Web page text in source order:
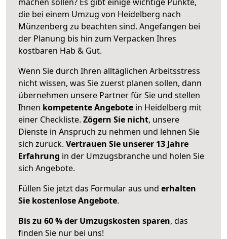
die bei einem Umzug von Heidelberg nach
Münzenberg zu beachten sind. Angefangen bei
der Planung bis hin zum Verpacken Ihres
kostbaren Hab & Gut.
Wenn Sie durch Ihren alltäglichen Arbeitsstress
nicht wissen, was Sie zuerst planen sollen, dann
übernehmen unsere Partner für Sie und stellen
Ihnen kompetente Angebote in Heidelberg mit
einer Checkliste. Zögern Sie nicht, unsere
Dienste in Anspruch zu nehmen und lehnen Sie
sich zurück. Vertrauen Sie unserer 13 Jahre
Erfahrung in der Umzugsbranche und holen Sie
sich Angebote.
Füllen Sie jetzt das Formular aus und erhalten
Sie kostenlose Angebote.
Bis zu 60 % der Umzugskosten sparen, das
finden Sie nur bei uns!